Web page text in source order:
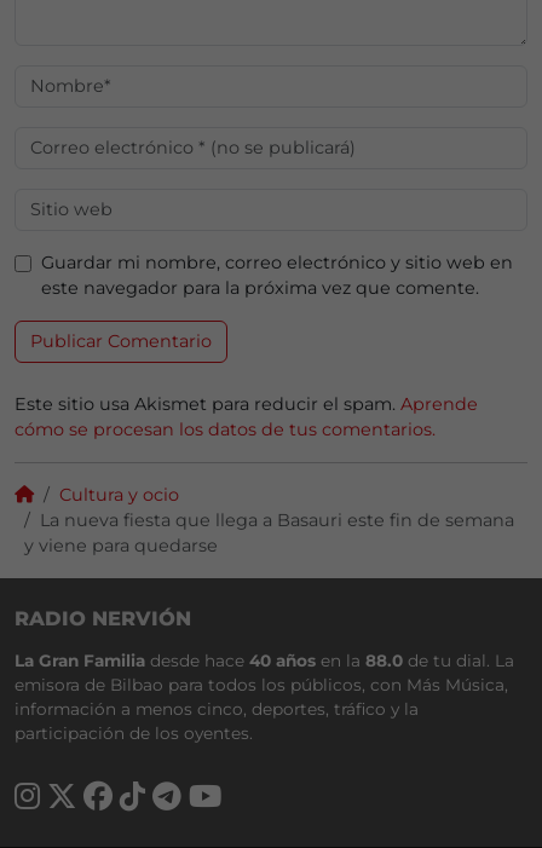
Guardar mi nombre, correo electrónico y sitio web en
este navegador para la próxima vez que comente.
Este sitio usa Akismet para reducir el spam. Aprende
cómo se procesan los datos de tus comentarios.
Cultura y ocio
La nueva fiesta que llega a Basauri este fin de semana
y viene para quedarse
RADIO NERVIÓN
La Gran Familia desde hace 40 años en la 88.0 de tu dial. La
emisora de Bilbao para todos los públicos, con Más Música,
información a menos cinco, deportes, tráfico y la
participación de los oyentes.